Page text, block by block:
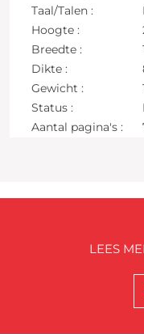
Taal/Talen :
Hoogte :
Breedte :
Dikte :
Gewicht :
Status :
Aantal pagina's :
LEES